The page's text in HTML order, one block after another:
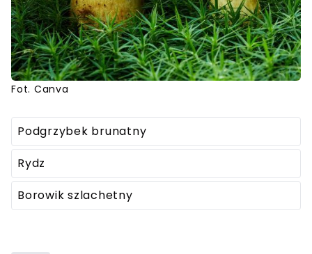
Fot. Canva
Podgrzybek brunatny
Rydz
Borowik szlachetny